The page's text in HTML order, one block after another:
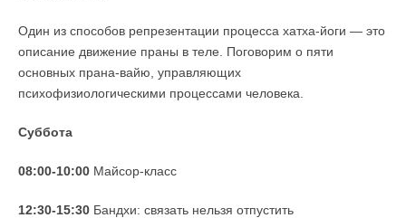
Один из способов репрезентации процесса хатха-йоги — это
описание движение праны в теле. Поговорим о пяти
основных прана-вайю, управляющих
психофизиологическими процессами человека.
Суббота
08:00-10:00 Майсор-класс
12:30-15:30 Бандхи: связать нельзя отпустить